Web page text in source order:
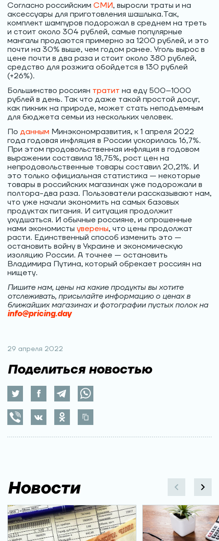
Согласно российским СМИ, выросли траты и на
аксессуары для приготовления шашлыка.Так,
комплект шампуров подорожал в среднем на треть
и стоит около 304 рублей, самые популярные
мангалы продаются примерно за 1200 рублей, и это
почти на 30% выше, чем годом ранее. Уголь вырос в
цене почти в два раза и стоит около 380 рублей,
средство для розжига обойдется в 130 рублей
(+26%).
Большинство россиян тратит на еду 500–1000
рублей в день. Так что даже такой простой досуг,
как пикник на природе, может стать неподъемным
для бюджета семьи из нескольких человек.
По данным Минэкономразвития, к 1 апреля 2022
года годовая инфляция в России ускорилась 16,7%.
При этом продовольственная инфляция в годовом
выражении составила 18,75%, рост цен на
непродовольственные товары составил 20,21%. И
это только официальная статистика — некоторые
товары в российских магазинах уже подорожали в
полтора-два раза. Пользователи рассказывают нам,
что уже начали экономить на самых базовых
продуктах питания. И ситуация продолжит
ухудшаться. И обычные россияне, и опрошенные
нами экономисты уверены, что цены продолжат
расти. Единственный способ изменить это —
остановить войну в Украине и экономическую
изоляцию России. А точнее — остановить
Владимира Путина, который обрекает россиян на
нищету.
Пишите нам, цены на какие продукты вы хотите
отслеживать, присылайте информацию о ценах в
ближайших магазинах и фотографии пустых полок на
info@pricing.day
29 апреля 2022
Поделиться новостью
Новости